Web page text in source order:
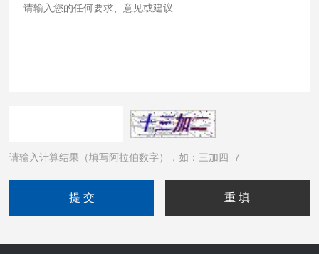
请输入计算结果（填写阿拉伯数字），如：三加四=7